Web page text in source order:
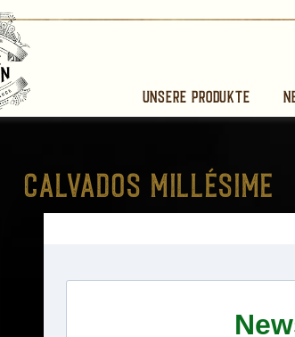
Unsere produkte